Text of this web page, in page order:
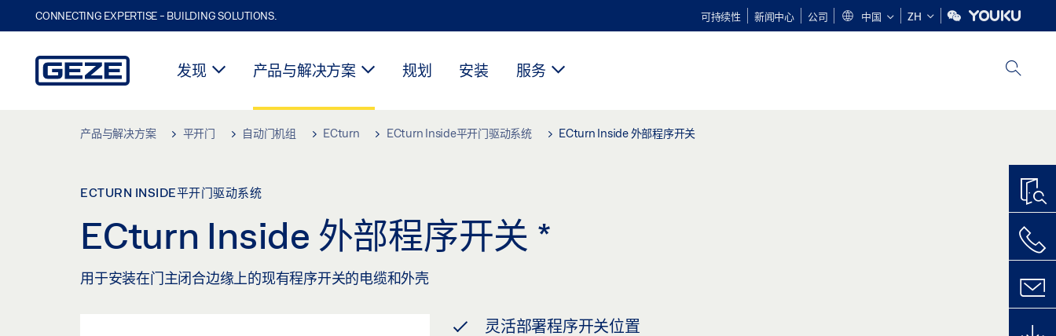
CONNECTING EXPERTISE - BUILDING SOLUTIONS. 可持续性 新闻中心 公司 中国 ZH
发现 产品与解决方案 规划 安装 服务
产品与解决方案 平开门 自动门机组 ECturn ECturn Inside平开门驱动系统 ECturn Inside 外部程序开关
ECTURN INSIDE平开门驱动系统
ECturn Inside 外部程序开关 *
用于安装在门主闭合边缘上的现有程序开关的电缆和外壳
灵活部署程序开关位置